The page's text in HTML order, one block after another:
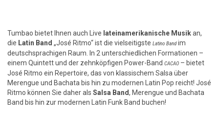
Tumbao bietet Ihnen auch Live lateinamerikanische Musikan,
die Latin Band „José Ritmo“ ist die vielseitigste Latino Bandim
deutschsprachigen Raum. In 2 unterschiedlichen Formationen –
einem Quintett und der zehnköpfigen Power-Band CACAO – bietet
José Ritmo ein Repertoire, das von klassischem Salsa über
Merengue und Bachata bis hin zu modernen Latin Pop reicht! José
Ritmo können Sie daher als Salsa Band, Merengue und Bachata
Band bis hin zur modernen Latin Funk Band buchen!